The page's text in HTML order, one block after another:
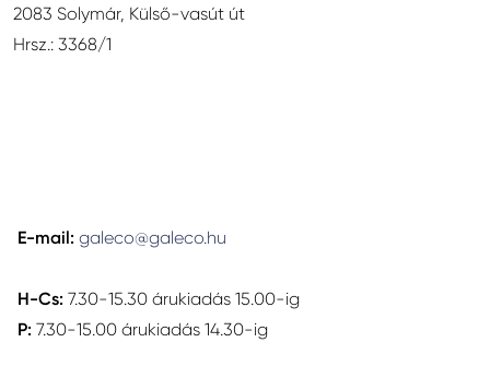
2083 Solymár, Külső-vasút út
Hrsz.: 3368/1
E-mail: galeco@galeco.hu
H-Cs: 7.30-15.30 árukiadás 15.00-ig
P: 7.30-15.00 árukiadás 14.30-ig